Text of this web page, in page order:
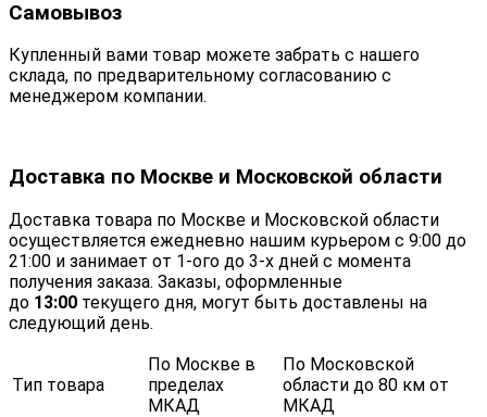
Самовывоз
Купленный вами товар можете забрать с нашего
склада, по предварительному согласованию с
менеджером компании.
Доставка по Москве и Московской области
Доставка товара по Москве и Московской области
осуществляется ежедневно нашим курьером с 9:00 до
21:00 и занимает от 1-ого до 3-х дней с момента
получения заказа. Заказы, оформленные
до 13:00 текущего дня, могут быть доставлены на
следующий день.
Тип товара
По Москве в
пределах
МКАД
По Московской
области до 80 км от
МКАД